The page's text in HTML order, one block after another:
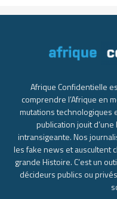
Afrique Confidentielle
comprendre l’Afrique en
mutations technologiques
publication jouit
intransigeante. Nos
les fake news et auscultent
grande Histoire. C’est un
décideurs publics ou